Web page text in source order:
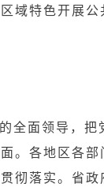
域特色开展
全面领导，把
。各地区各部
彻落实。省